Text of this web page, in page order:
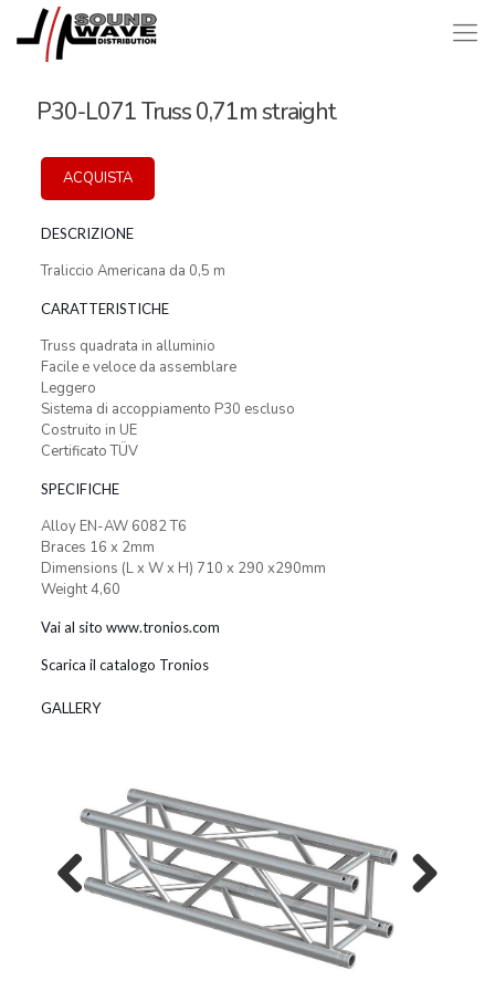
P30-L071 Truss 0,71m straight
ACQUISTA
DESCRIZIONE
Traliccio Americana da 0,5 m
CARATTERISTICHE
Truss quadrata in alluminio
Facile e veloce da assemblare
Leggero
Sistema di accoppiamento P30 escluso
Costruito in UE
Certificato TÜV
SPECIFICHE
Alloy EN-AW 6082 T6
Braces 16 x 2mm
Dimensions (L x W x H) 710 x 290 x290mm
Weight 4,60
Vai al sito www.tronios.com
Scarica il catalogo Tronios
GALLERY